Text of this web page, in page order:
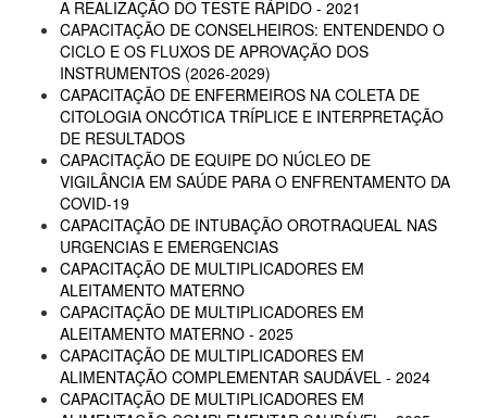
A REALIZAÇÃO DO TESTE RÁPIDO - 2021
CAPACITAÇÃO DE CONSELHEIROS: ENTENDENDO O
CICLO E OS FLUXOS DE APROVAÇÃO DOS
INSTRUMENTOS (2026-2029)
CAPACITAÇÃO DE ENFERMEIROS NA COLETA DE
CITOLOGIA ONCÓTICA TRÍPLICE E INTERPRETAÇÃO
DE RESULTADOS
CAPACITAÇÃO DE EQUIPE DO NÚCLEO DE
VIGILÂNCIA EM SAÚDE PARA O ENFRENTAMENTO DA
COVID-19
CAPACITAÇÃO DE INTUBAÇÃO OROTRAQUEAL NAS
URGENCIAS E EMERGENCIAS
CAPACITAÇÃO DE MULTIPLICADORES EM
ALEITAMENTO MATERNO
CAPACITAÇÃO DE MULTIPLICADORES EM
ALEITAMENTO MATERNO - 2025
CAPACITAÇÃO DE MULTIPLICADORES EM
ALIMENTAÇÃO COMPLEMENTAR SAUDÁVEL - 2024
CAPACITAÇÃO DE MULTIPLICADORES EM